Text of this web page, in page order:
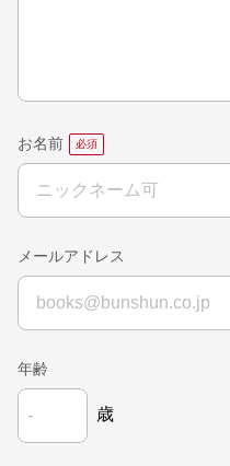
お名前
メールアドレス
年齢
歳